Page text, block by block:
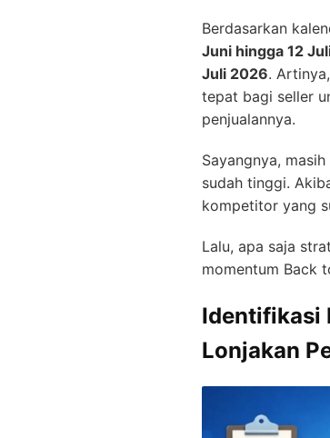
Berdasarkan
Juni hingga 12
Juli 2026.
tepat bagi seller
penjualannya.
Sayangnya,
sudah tinggi.
kompetitor yang
Lalu, apa saja
momentum Back
Identifikasi
Lonjakan